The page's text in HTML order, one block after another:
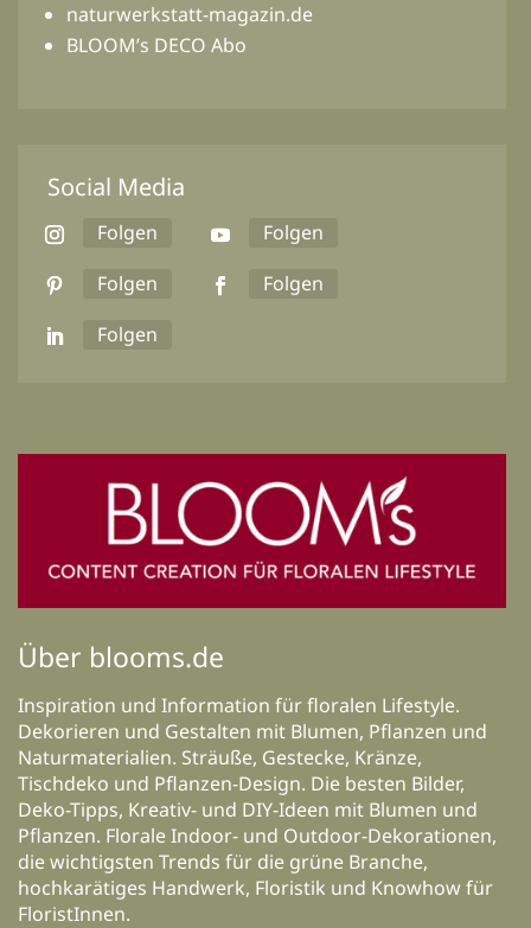
naturwerkstatt-magazin.de
BLOOM’s DECO Abo
Social Media
Folgen
Folgen
Folgen
Folgen
Folgen
Über blooms.de
Inspiration und Information für floralen Lifestyle.
Dekorieren und Gestalten mit Blumen, Pflanzen und
Naturmaterialien. Sträuße, Gestecke, Kränze,
Tischdeko und Pflanzen-Design. Die besten Bilder,
Deko-Tipps, Kreativ- und DIY-Ideen mit Blumen und
Pflanzen. Florale Indoor- und Outdoor-Dekorationen,
die wichtigsten Trends für die grüne Branche,
hochkarätiges Handwerk, Floristik und Knowhow für
FloristInnen.